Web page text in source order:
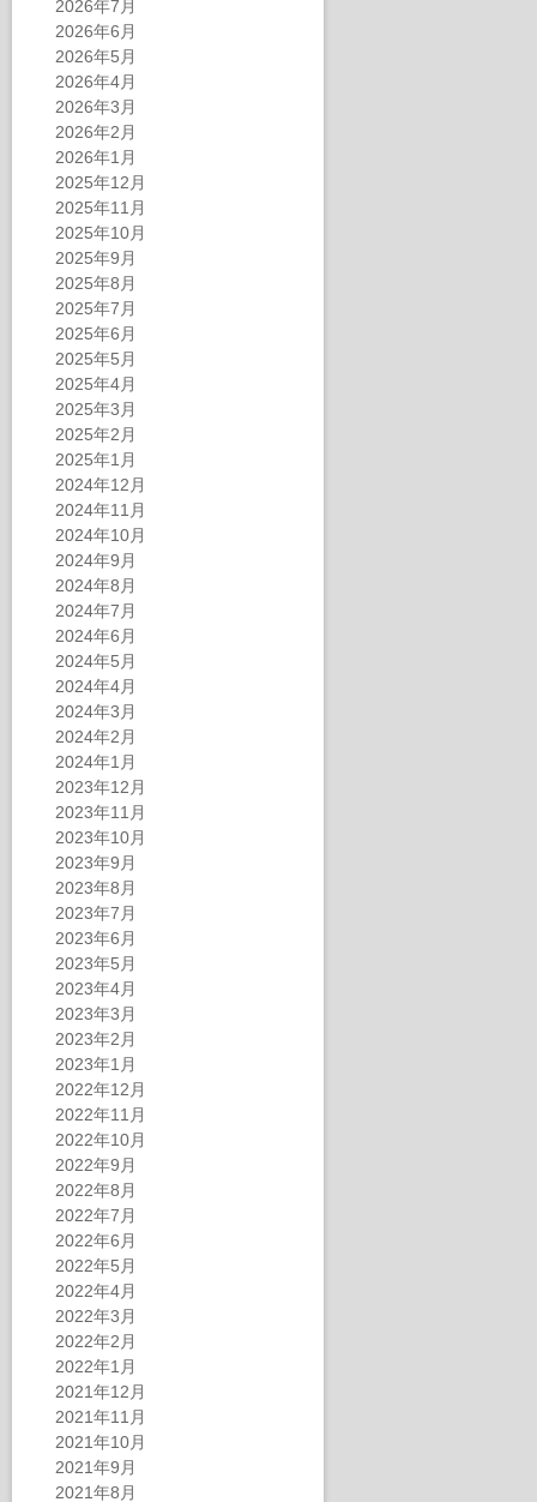
2026年7月
2026年6月
2026年5月
2026年4月
2026年3月
2026年2月
2026年1月
2025年12月
2025年11月
2025年10月
2025年9月
2025年8月
2025年7月
2025年6月
2025年5月
2025年4月
2025年3月
2025年2月
2025年1月
2024年12月
2024年11月
2024年10月
2024年9月
2024年8月
2024年7月
2024年6月
2024年5月
2024年4月
2024年3月
2024年2月
2024年1月
2023年12月
2023年11月
2023年10月
2023年9月
2023年8月
2023年7月
2023年6月
2023年5月
2023年4月
2023年3月
2023年2月
2023年1月
2022年12月
2022年11月
2022年10月
2022年9月
2022年8月
2022年7月
2022年6月
2022年5月
2022年4月
2022年3月
2022年2月
2022年1月
2021年12月
2021年11月
2021年10月
2021年9月
2021年8月